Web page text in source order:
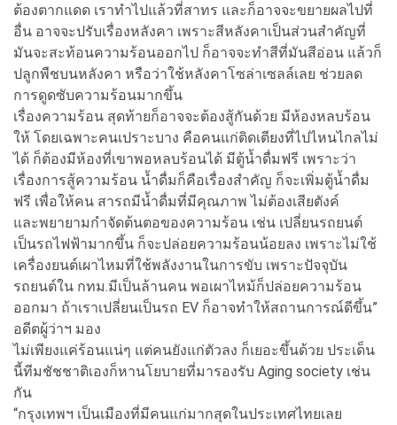
ต้องตากแดด เราทำไปแล้วที่สาทร และก็อาจจะขยายผลไปที่
อื่น อาจจะปรับเรื่องหลังคา เพราะสีหลังคาเป็นส่วนสำคัญที่
มันจะสะท้อนความร้อนออกไป ก็อาจจะทำสีที่มันสีอ่อน แล้วก็
ปลูกพืชบนหลังคา หรือว่าใช้หลังคาโซล่าเซลล์เลย ช่วยลด
การดูดซับความร้อนมากขึ้น
เรื่องความร้อน สุดท้ายก็อาจจะต้องสู้กันด้วย มีห้องหลบร้อน
ให้ โดยเฉพาะคนเปราะบาง คือคนแก่ติดเตียงที่ไปไหนไกลไม่
ได้ ก็ต้องมีห้องที่เขาพอหลบร้อนได้ มีตู้น้ำดื่มฟรี เพราะว่า
เรื่องการสู้ความร้อน น้ำดื่มก็คือเรื่องสำคัญ ก็จะเพิ่มตู้น้ำดื่ม
ฟรี เพื่อให้คน สารถมีน้ำดื่มที่มีคุณภาพ ไม่ต้องเสียตังค์
และพยายามกำจัดต้นตอของความร้อน เช่น เปลี่ยนรถยนต์
เป็นรถไฟฟ้ามากขึ้น ก็จะปล่อยความร้อนน้อยลง เพราะไม่ใช้
เครื่องยนต์เผาไหมที่ใช้พลังงานในการขับ เพราะปัจจุบัน
รถยนต์ใน กทม.มีเป็นล้านคน พอเผาไหม้ก็ปล่อยความร้อน
ออกมา ถ้าเราเปลี่ยนเป็นรถ EV ก็อาจทำให้สถานการณ์ดีขึ้น”
อดีตผู้ว่าฯ มอง
ไม่เพียงแค่ร้อนแน่ๆ แต่คนยังแก่ตัวลง ก็เยอะขึ้นด้วย ประเด็น
นี้ทีมชัชชาติเองก็หานโยบายที่มารองรับ Aging society เช่น
กัน
“กรุงเทพฯ เป็นเมืองที่มีคนแก่มากสุดในประเทศไทยเลย